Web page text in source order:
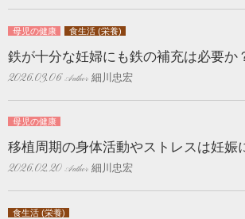
母児の健康 食生活 (栄養)
鉄が十分な妊婦にも鉄の補充は必要か
2026.03.06 細川忠宏
母児の健康
移植周期の身体活動やストレスは妊娠
2026.02.20 細川忠宏
食生活 (栄養)